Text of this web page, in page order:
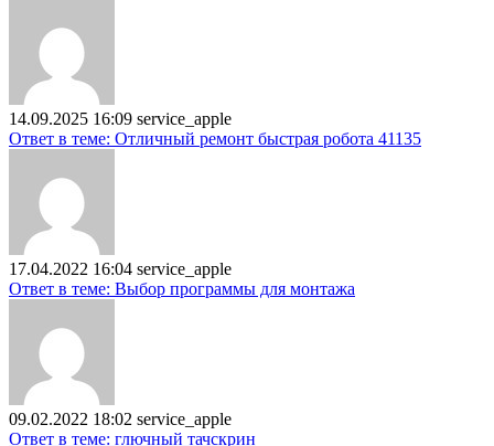
14.09.2025 16:09 service_apple
Ответ в теме: Отличный ремонт быстрая робота 41135
17.04.2022 16:04 service_apple
Ответ в теме: Выбор программы для монтажа
09.02.2022 18:02 service_apple
Ответ в теме: глючный тачскрин